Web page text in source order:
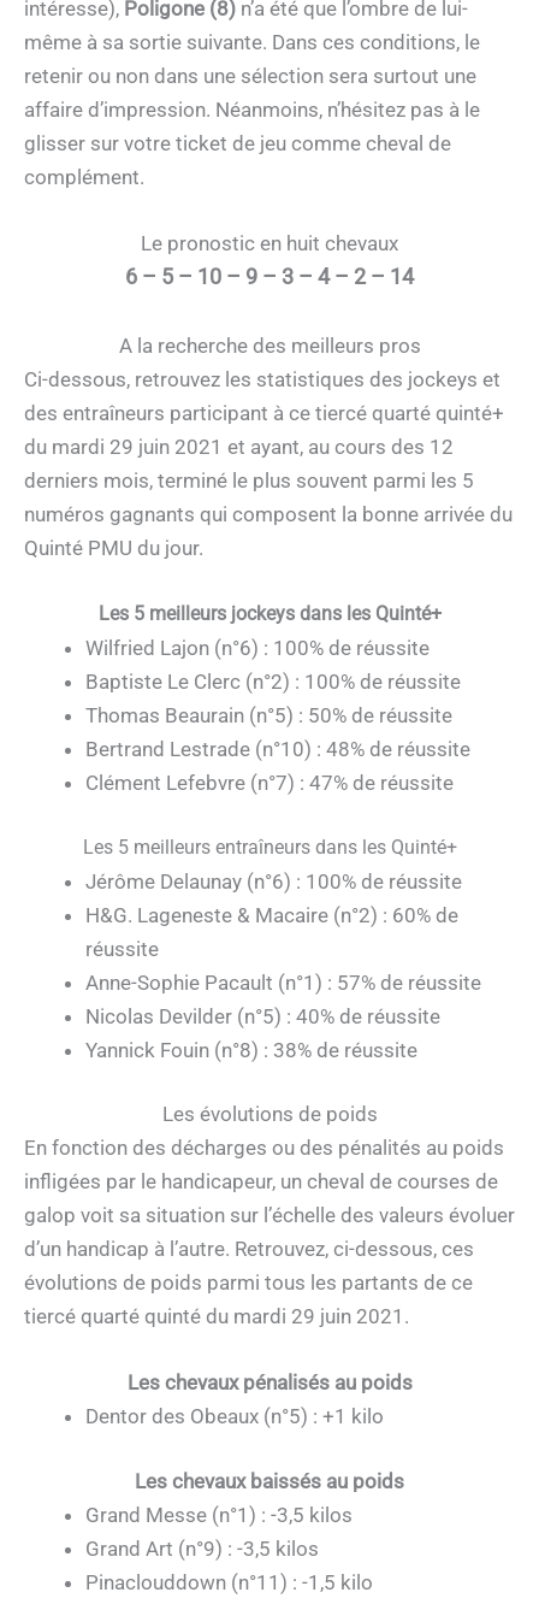
intéresse), Poligone (8) n’a été que l’ombre de lui-
même à sa sortie suivante. Dans ces conditions, le
retenir ou non dans une sélection sera surtout une
affaire d’impression. Néanmoins, n’hésitez pas à le
glisser sur votre ticket de jeu comme cheval de
complément.
Le pronostic en huit chevaux
6 – 5 – 10 – 9 – 3 – 4 – 2 – 14
A la recherche des meilleurs pros
Ci-dessous, retrouvez les statistiques des jockeys et
des entraîneurs participant à ce tiercé quarté quinté+
du mardi 29 juin 2021 et ayant, au cours des 12
derniers mois, terminé le plus souvent parmi les 5
numéros gagnants qui composent la bonne arrivée du
Quinté PMU du jour.
Les 5 meilleurs jockeys dans les Quinté+
Wilfried Lajon (n°6) : 100% de réussite
Baptiste Le Clerc (n°2) : 100% de réussite
Thomas Beaurain (n°5) : 50% de réussite
Bertrand Lestrade (n°10) : 48% de réussite
Clément Lefebvre (n°7) : 47% de réussite
Les 5 meilleurs entraîneurs dans les Quinté+
Jérôme Delaunay (n°6) : 100% de réussite
H&G. Lageneste & Macaire (n°2) : 60% de
réussite
Anne-Sophie Pacault (n°1) : 57% de réussite
Nicolas Devilder (n°5) : 40% de réussite
Yannick Fouin (n°8) : 38% de réussite
Les évolutions de poids
En fonction des décharges ou des pénalités au poids
infligées par le handicapeur, un cheval de courses de
galop voit sa situation sur l’échelle des valeurs évoluer
d’un handicap à l’autre. Retrouvez, ci-dessous, ces
évolutions de poids parmi tous les partants de ce
tiercé quarté quinté du mardi 29 juin 2021.
Les chevaux pénalisés au poids
Dentor des Obeaux (n°5) : +1 kilo
Les chevaux baissés au poids
Grand Messe (n°1) : -3,5 kilos
Grand Art (n°9) : -3,5 kilos
Pinaclouddown (n°11) : -1,5 kilo